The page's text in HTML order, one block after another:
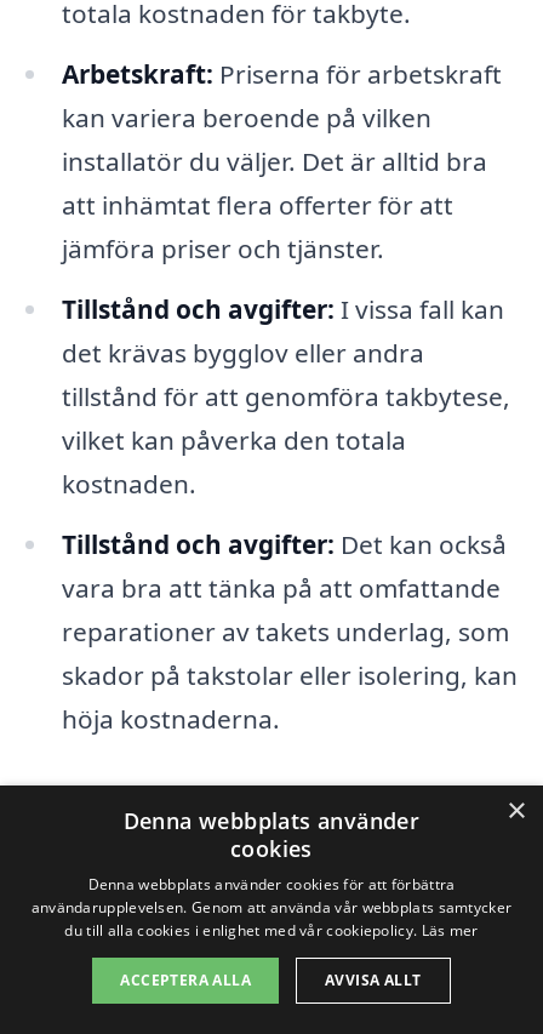
totala kostnaden för takbyte.
Arbetskraft: Priserna för arbetskraft
kan variera beroende på vilken
installatör du väljer. Det är alltid bra
att inhämtat flera offerter för att
jämföra priser och tjänster.
Tillstånd och avgifter: I vissa fall kan
det krävas bygglov eller andra
tillstånd för att genomföra takbytese,
vilket kan påverka den totala
kostnaden.
Tillstånd och avgifter: Det kan också
vara bra att tänka på att omfattande
reparationer av takets underlag, som
skador på takstolar eller isolering, kan
höja kostnaderna.
Att genomföra ett takbyte är en process
som kräver noggrann planering och
övervägande. Genom att skapa en lista
över dina preferenser och krav kan du
bättre kommunicera med potentiella
entreprenörer när du begär offerter.
×
Denna webbplats använder
cookies
Denna webbplats använder cookies för att förbättra
användarupplevelsen. Genom att använda vår webbplats samtycker
du till alla cookies i enlighet med vår cookiepolicy. Läs mer
ACCEPTERA ALLA AVVISA ALLT